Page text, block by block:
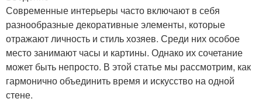
Современные интерьеры часто включают в себя
разнообразные декоративные элементы, которые
отражают личность и стиль хозяев. Среди них особое
место занимают часы и картины. Однако их сочетание
может быть непросто. В этой статье мы рассмотрим, как
гармонично объединить время и искусство на одной
стене.